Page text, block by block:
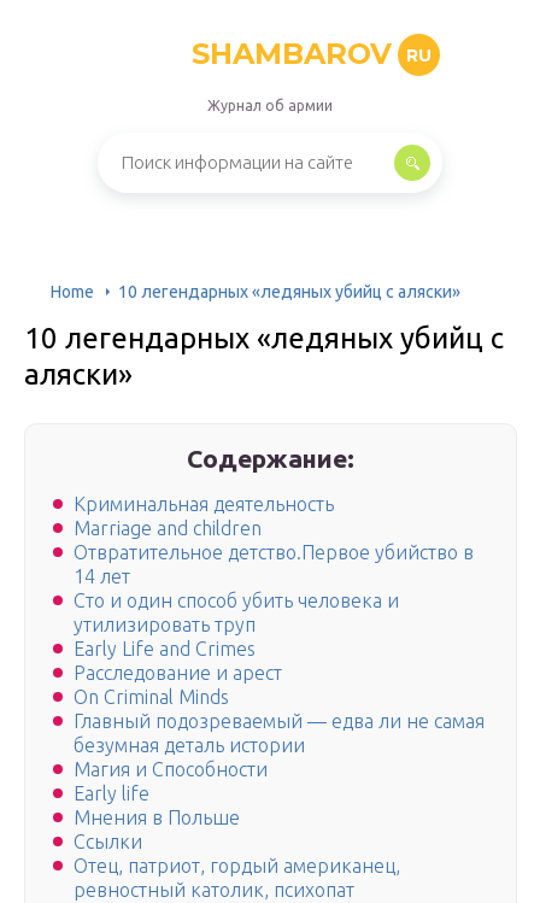
SHAMBAROV RU
Журнал об армии
Home 10 легендарных «ледяных убийц с аляски»
10 легендарных «ледяных убийц с
аляски»
Содержание:
Криминальная деятельность
Marriage and children
Отвратительное детство.Первое убийство в
14 лет
Сто и один способ убить человека и
утилизировать труп
Early Life and Crimes
Расследование и арест
On Criminal Minds
Главный подозреваемый — едва ли не самая
безумная деталь истории
Магия и Способности
Early life
Мнения в Польше
Ссылки
Отец, патриот, гордый американец,
ревностный католик, психопат